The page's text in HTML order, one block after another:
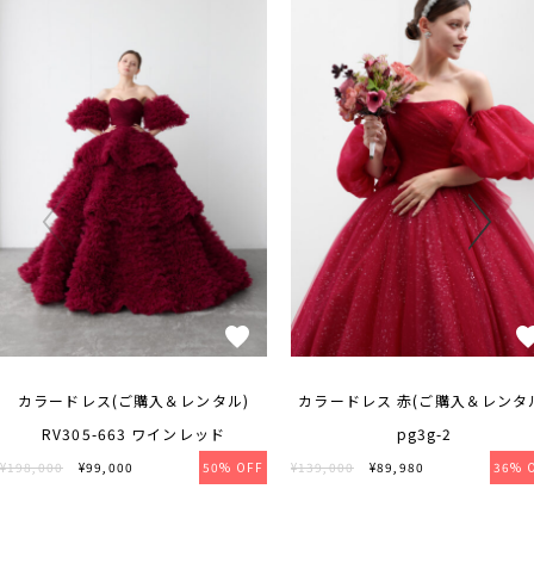
カラードレス(ご購入＆レンタル)
RV305-663 ワインレッド
¥198,000 ¥99,000 50% OFF
カラードレス 赤(ご購入＆レンタ
pg3g-2
¥139,000 ¥89,980 36%